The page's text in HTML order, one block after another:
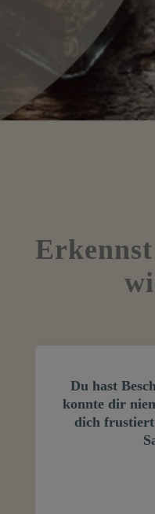
Du hast
konnte dir
dich